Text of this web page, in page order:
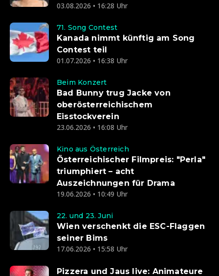
03.08.2026 • 16:28 Uhr
71. Song Contest
Kanada nimmt künftig am Song
Contest teil
01.07.2026 • 16:38 Uhr
Beim Konzert
Bad Bunny trug Jacke von
oberösterreichischem
Eisstockverein
23.06.2026 • 16:08 Uhr
Kino aus Österreich
Österreichischer Filmpreis: "Perla"
triumphiert – acht
Auszeichnungen für Drama
19.06.2026 • 10:49 Uhr
22. und 23. Juni
Wien verschenkt die ESC-Flaggen
seiner Bims
17.06.2026 • 15:58 Uhr
Pizzera und Jaus live: Animateure